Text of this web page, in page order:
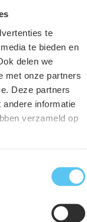
te
te bieden en
delen we
met onze partners
Deze partners
informatie
verzameld op
de
vanduurzame
en
energievisies,